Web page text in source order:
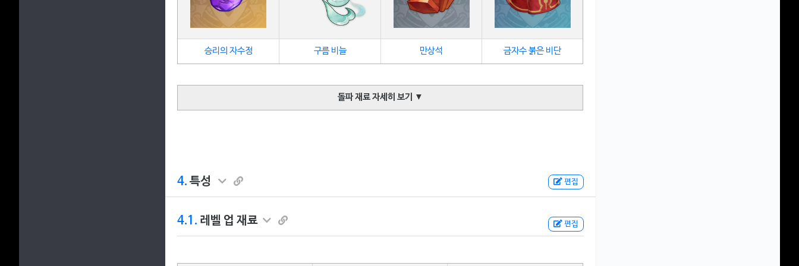
승리의 자수정 구름 비늘 만상석 금자수 붉은 비단
돌파 재료 자세히 보기 ▼
4. 특성 편집
4.1. 레벨 업 재료 편집